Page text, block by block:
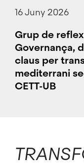
16 Juny 2026
Grup de
Governança,
claus per
mediterrani
CETT-UB